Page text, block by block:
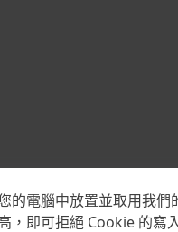
的電腦中放置並取用我
，即可拒絕 Cookie 的